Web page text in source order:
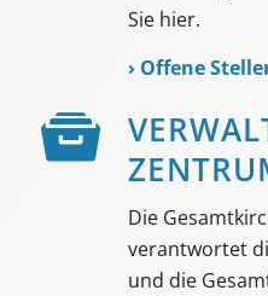
Sie hier.
› Offene
Die
verantwortet
und die